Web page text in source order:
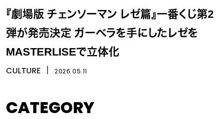
『劇場版 チェンソーマン レゼ篇』一番くじ第2
弾が発売決定 ガーベラを手にしたレゼを
MASTERLISEで立体化
CULTURE 2026.05.11
CATEGORY